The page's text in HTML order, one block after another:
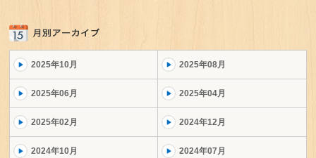
2025年10月 2025年08月
2025年06月 2025年04月
2025年02月 2024年12月
2024年10月 2024年07月